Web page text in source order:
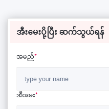
အီးမေးပို့ပြီး ဆက်သွယ်ရန်
အမည်*
အီးမေး*